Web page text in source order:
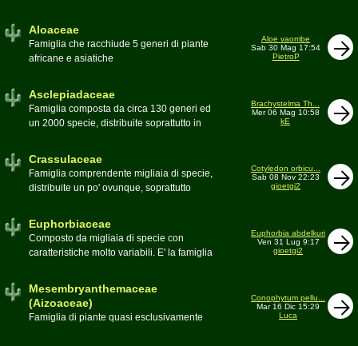
generi:Agave, Beschorneria, Furcraea,
Hesperaloë, Littaea, Manfreda, Polianthes,
Aloaceae
Famiglia che racchiude 5 generi di piante
africane e asiatiche
Aloe vaombe
Sab 30 Mag 17:54
PietroP
Asclepiadaceae
Famiglia composta da circa 130 generi ed
un 2000 specie, distribuite soprattutto in
Brachystelma Th...
Mer 06 Mag 10:58
kE
Crassulaceae
Famiglia comprendente migliaia di specie,
distribuite un po' ovunque, soprattutto
Cotyledon orbicu...
Sab 08 Nov 22:23
gioetgi2
Euphorbiaceae
Composto da migliaia di specie con
caratteristiche molto variabili. E' la famiglia
popolazioni anche nel nostro paese
Moderatorebeppe58
Euphorbia abdelkuri
Ven 31 Lug 9:17
gioetgi2
Mesembryanthemaceae
(Aizoaceae)
Famiglia di piante quasi esclusivamente
Conophytum pellu...
Mar 16 Dic 15:29
Luca